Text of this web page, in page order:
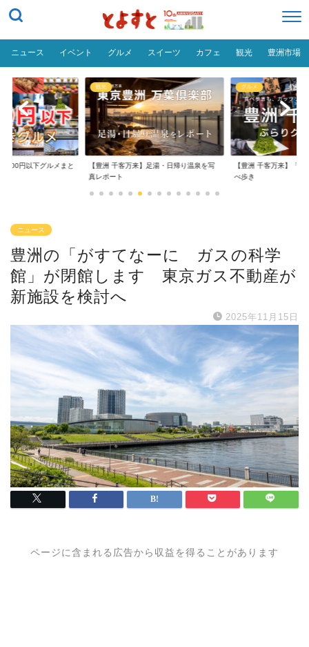
ニュース イベント グルメ スイーツ カフェ 観光 豊洲市場
円以下グルメまと
観光
【豊洲 千客万来】足湯・日帰り温泉を写
真レポート
グルメ
【豊洲 千客万来】「豊
べ歩き
ニュース
豊洲の「がすてなーに ガスの科学
館」が閉館します 東京ガス不動産が
新施設を検討へ
2025年11月15日
ページに含まれる広告から収益を得ることがあります